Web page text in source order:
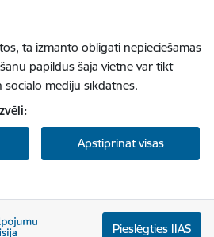
tā izmanto obligāti nepieciešamās
papildus šajā vietnē var tikt
mediju sīkdatnes.
Apstiprināt visas
Pieslēgties IIAS